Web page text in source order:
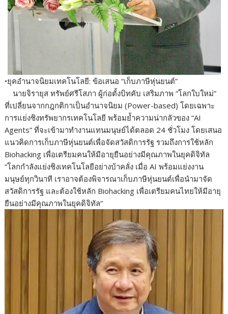
•ยุคอำนาจนิยมเทคโนโลยี: ข้อเสนอ “เก็บภาษีหุ่นยนต์”
นายจิรายุส ทรัพย์ศรีโสภา ผู้ก่อตั้งบิทคับ เสริมภาพ “โลกใบใหม่”
ที่เปลี่ยนจากกฎกติกาเป็นอำนาจนิยม (Power-based) โดยเฉพาะ
การแย่งชิงทรัพยากรเทคโนโลยี พร้อมย้ำความน่ากลัวของ “AI
Agents” ที่จะเข้ามาทำงานแทนมนุษย์ได้ตลอด 24 ชั่วโมง โดยเสนอ
แนวคิดการเก็บภาษีหุ่นยนต์เพื่อจัดสวัสดิการรัฐ รวมถึงการใช้หลัก
Biohacking เพื่อเตรียมคนให้มีอายุยืนอย่างมีคุณภาพในยุคดิจิทัล
“โลกกำลังแย่งชิงเทคโนโลยีอย่างบ้าคลั่ง เมื่อ AI พร้อมแย่งงาน
มนุษย์ทุกวินาที เราอาจต้องพิจารณาเก็บภาษีหุ่นยนต์เพื่อนำมาจัด
สวัสดิการรัฐ และต้องใช้หลัก Biohacking เพื่อเตรียมคนไทยให้มีอายุ
ยืนอย่างมีคุณภาพในยุคดิจิทัล”